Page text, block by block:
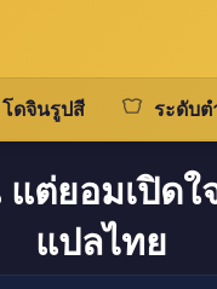
โดจินรูปสี ระดับ
ต่ยอมเปิด
แปลไทย